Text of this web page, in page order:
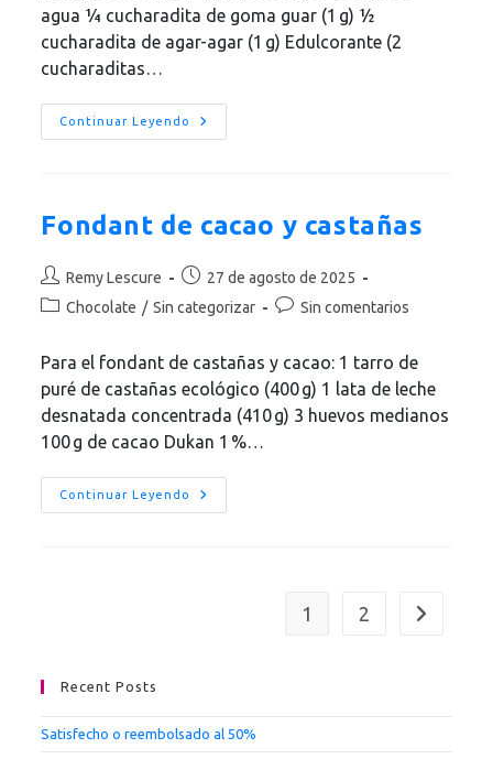
agua ¼ cucharadita de goma guar (1 g) ½
cucharadita de agar-agar (1 g) Edulcorante (2
cucharaditas…
Continuar Leyendo
Mermelada
De
Fondant de cacao y castañas
Autor
de
Remy Lescure
Publicación
de
27 de agosto de 2025
Categoría
entrada:
Chocolate / Sin categorizar
Comentarios
entrada:
Sin comentarios
Para el fondant de castañas y cacao: 1 tarro de
puré de castañas ecológico (400 g) 1 lata de leche
desnatada concentrada (410 g) 3 huevos medianos
100 g de cacao Dukan 1 %…
Continuar Leyendo
Fondant
De
1 2 Ir a la
Recent Posts
Satisfecho o reembolsado al 50%